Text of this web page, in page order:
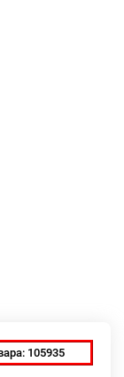
105935